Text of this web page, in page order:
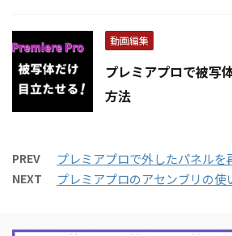
動画編集
プレミアプロで被写
方法
PREV プレミアプロで外したパネル
NEXT プレミアプロのアセンブリの使